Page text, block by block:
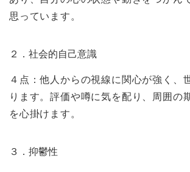
思っています。
２．社会的自己意識
４点：他人からの視線に関心が強く、
ります。評価や噂に気を配り、周囲の
を心掛けます。
３．抑鬱性